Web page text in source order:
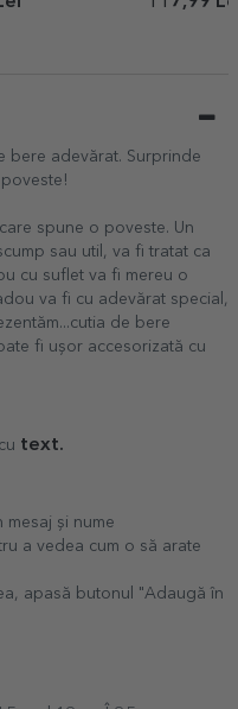
bere adevărat. Surprinde
spune o poveste. Un
sau util, va fi tratat ca
cu suflet va fi mereu o
va fi cu adevărat special,
de bere
fi ușor accesorizată cu
text.
mesaj și nume
a vedea cum o să arate
apasă butonul "Adaugă în